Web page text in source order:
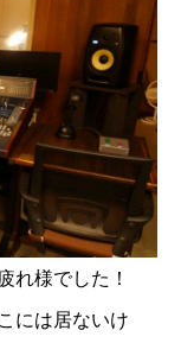
れ様でした ！
には居ないけ